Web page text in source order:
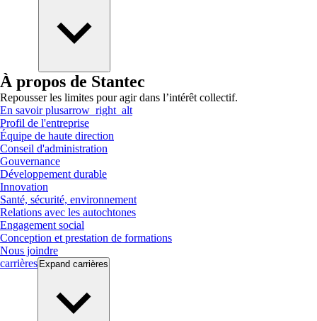
À propos de Stantec
Repousser les limites pour agir dans l’intérêt collectif.
En savoir plusarrow_right_alt
Profil de l'entreprise
Équipe de haute direction
Conseil d'administration
Gouvernance
Développement durable
Innovation
Santé, sécurité, environnement
Relations avec les autochtones
Engagement social
Conception et prestation de formations
Nous joindre
carrières Expand carrières